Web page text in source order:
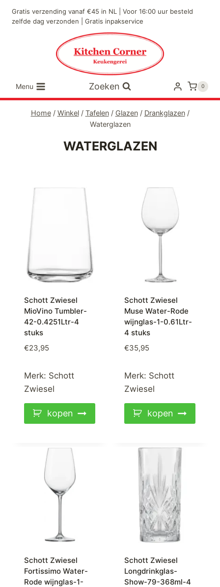
naar
Gratis verzending vanaf €45 in NL | Voor 16:00 uur besteld
zelfde dag verzonden | Gratis inpakservice
Menu Zoeken 0
Home / Winkel / Tafelen / Glazen / Drankglazen /
Waterglazen
WATERGLAZEN
Schott Zwiesel
MioVino Tumbler-
42-0.4251Ltr-4
stuks
€23,95
Merk: Schott
Zwiesel
kopen
Schott Zwiesel
Muse Water-Rode
wijnglas-1-0.61Ltr-
4 stuks
€35,95
Merk: Schott
Zwiesel
kopen
Schott Zwiesel
Fortissimo Water-
Rode wijnglas-1-
Schott Zwiesel
Longdrinkglas-
Show-79-368ml-4